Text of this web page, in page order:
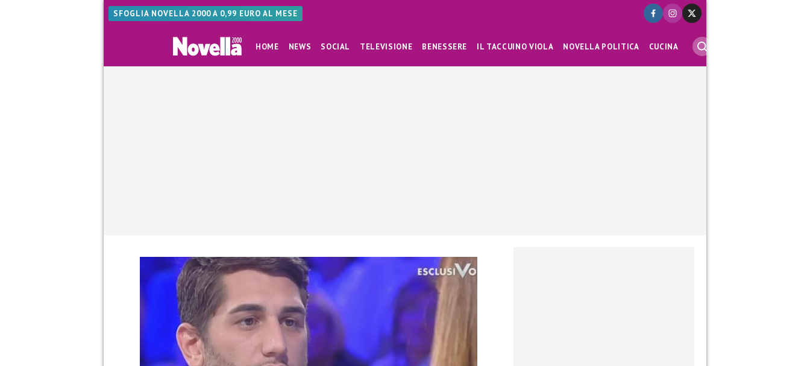
SFOGLIA NOVELLA 2000 A 0,99 EURO AL MESE
HOME NEWS SOCIAL TELEVISIONE BENESSERE IL TACCUINO VIOLA NOVELLA POLITICA CUCINA